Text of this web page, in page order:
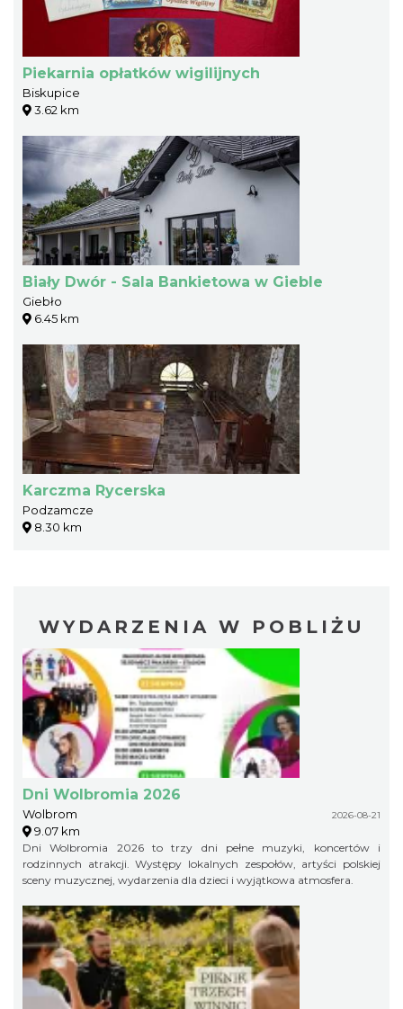
Piekarnia opłatków wigilijnych
Biskupice
3.62 km
Biały Dwór - Sala Bankietowa w Gieble
Giebło
6.45 km
Karczma Rycerska
Podzamcze
8.30 km
WYDARZENIA W POBLIŻU
Dni Wolbromia 2026
Wolbrom 2026-08-21
9.07 km
Dni Wolbromia 2026 to trzy dni pełne muzyki, koncertów i
rodzinnych atrakcji. Występy lokalnych zespołów, artyści polskiej
sceny muzycznej, wydarzenia dla dzieci i wyjątkowa atmosfera.